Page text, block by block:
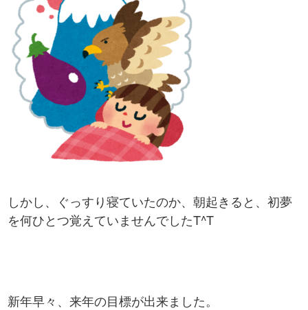
しかし、ぐっすり寝ていたのか、朝起きると、初夢
を何ひとつ覚えていませんでしたT^T
新年早々、来年の目標が出来ました。